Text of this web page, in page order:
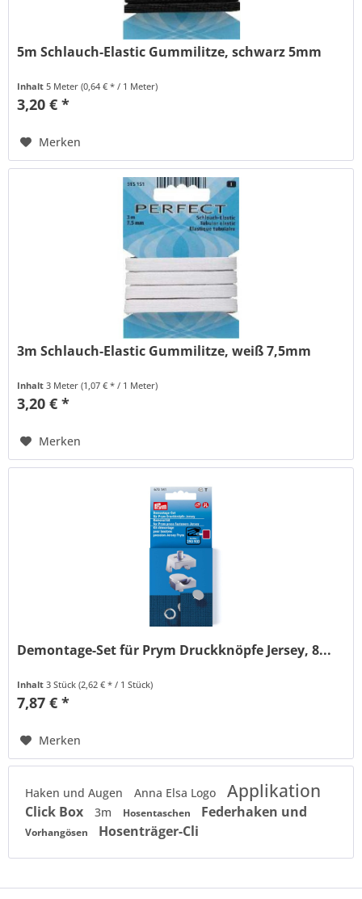
5m Schlauch-Elastic Gummilitze, schwarz 5mm
Inhalt5 Meter(0,64 € * / 1 Meter)
3,20 € *
Merken
3m Schlauch-Elastic Gummilitze, weiß 7,5mm
Inhalt3 Meter(1,07 € * / 1 Meter)
3,20 € *
Merken
Demontage-Set für Prym Druckknöpfe Jersey, 8...
Inhalt3 Stück(2,62 € * / 1 Stück)
7,87 € *
Merken
Haken und Augen Anna Elsa Logo Applikation
Click Box 3m Hosentaschen Federhaken und
Vorhangösen Hosenträger-Cli